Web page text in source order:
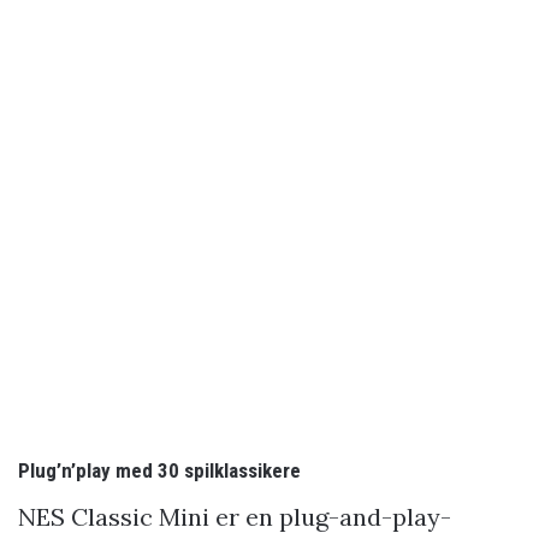
Plug’n’play med 30 spilklassikere
NES Classic Mini er en plug-and-play-